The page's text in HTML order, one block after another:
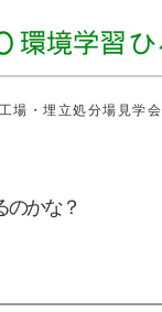
場・埋立処分場見学会
のかな？